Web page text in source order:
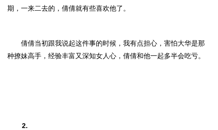
期，一来二去的，倩倩就有些喜欢他了。
倩倩当初跟我说起这件事的时候，我有点担心，害怕大华是那
种撩妹高手，经验丰富又深知女人心，倩倩和他一起多半会吃亏。
2.